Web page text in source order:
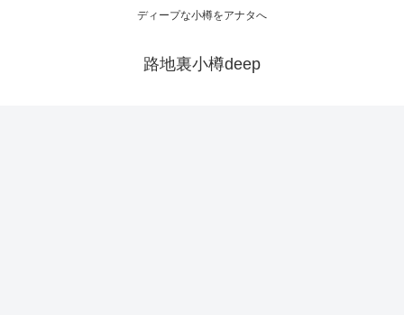
ディープな小樽をアナタへ
路地裏小樽deep